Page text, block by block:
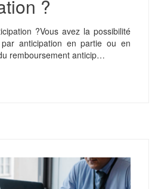
?
?Vous avez la possibilité
anticipation en partie ou en
remboursement anticip…